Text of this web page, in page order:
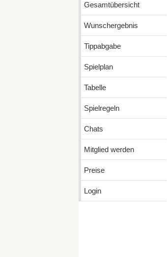
Gesamtübersicht
Wunschergebnis
Tippabgabe
Spielplan
Tabelle
Spielregeln
Chats
Mitglied werden
Preise
Login